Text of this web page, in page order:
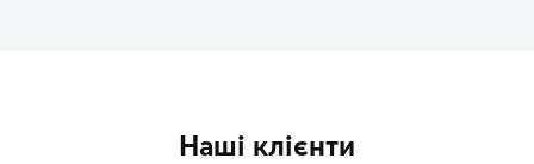
Наші клієнти